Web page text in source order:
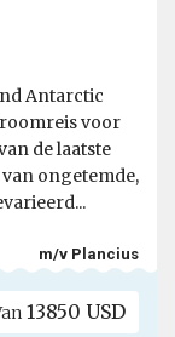
Antarctic
voor
de laatste
ongetemde,
m/v Plancius
13850 USD